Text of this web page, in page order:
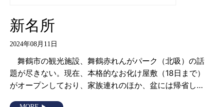
新名所
2024年08月11日
舞鶴市の観光施設、舞鶴赤れんがパーク（北吸）の話
題が尽きない。現在、本格的なお化け屋敷（18日まで）
がオープンしており、家族連れのほか、盆には帰省し…